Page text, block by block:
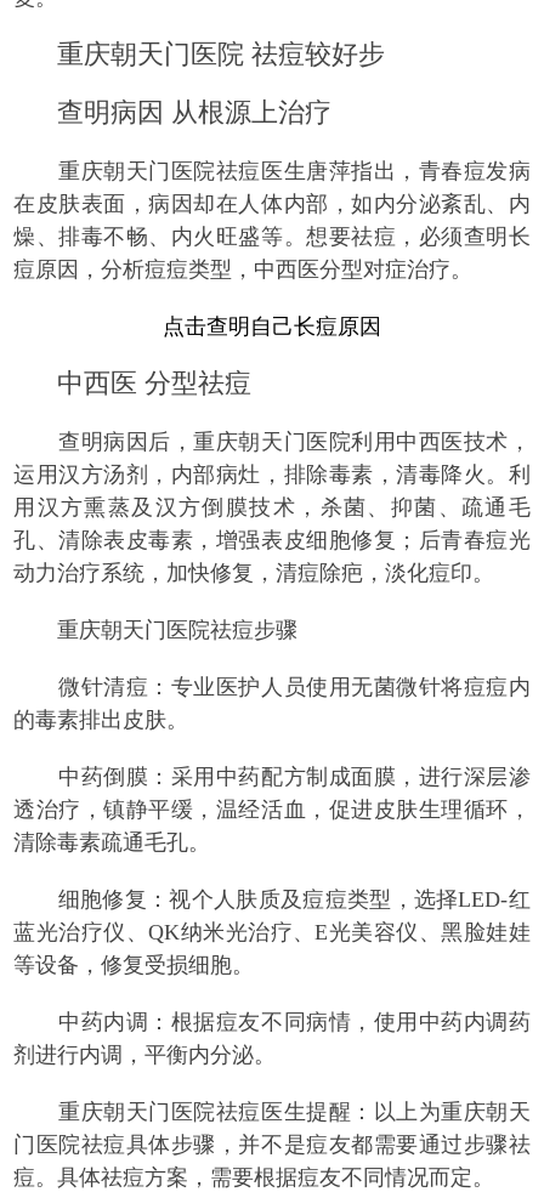
重庆朝天门医院 祛痘较好步
查明病因 从根源上治疗
重庆朝天门医院祛痘医生唐萍指出，青春痘发病
在皮肤表面，病因却在人体内部，如内分泌紊乱、内
燥、排毒不畅、内火旺盛等。想要祛痘，必须查明长
痘原因，分析痘痘类型，中西医分型对症治疗。
点击查明自己长痘原因
中西医 分型祛痘
查明病因后，重庆朝天门医院利用中西医技术，
运用汉方汤剂，内部病灶，排除毒素，清毒降火。利
用汉方熏蒸及汉方倒膜技术，杀菌、抑菌、疏通毛
孔、清除表皮毒素，增强表皮细胞修复；后青春痘光
动力治疗系统，加快修复，清痘除疤，淡化痘印。
重庆朝天门医院祛痘步骤
微针清痘：专业医护人员使用无菌微针将痘痘内
的毒素排出皮肤。
中药倒膜：采用中药配方制成面膜，进行深层渗
透治疗，镇静平缓，温经活血，促进皮肤生理循环，
清除毒素疏通毛孔。
细胞修复：视个人肤质及痘痘类型，选择LED-红
蓝光治疗仪、QK纳米光治疗、E光美容仪、黑脸娃娃
等设备，修复受损细胞。
中药内调：根据痘友不同病情，使用中药内调药
剂进行内调，平衡内分泌。
重庆朝天门医院祛痘医生提醒： 以上为重庆朝天
门医院祛痘具体步骤，并不是痘友都需要通过步骤祛
痘。具体祛痘方案，需要根据痘友不同情况而定。